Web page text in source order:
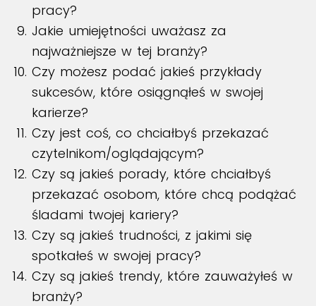
pracy?
Jakie umiejętności uważasz za
najważniejsze w tej branży?
Czy możesz podać jakieś przykłady
sukcesów, które osiągnąłeś w swojej
karierze?
Czy jest coś, co chciałbyś przekazać
czytelnikom/oglądającym?
Czy są jakieś porady, które chciałbyś
przekazać osobom, które chcą podążać
śladami twojej kariery?
Czy są jakieś trudności, z jakimi się
spotkałeś w swojej pracy?
Czy są jakieś trendy, które zauważyłeś w
branży?